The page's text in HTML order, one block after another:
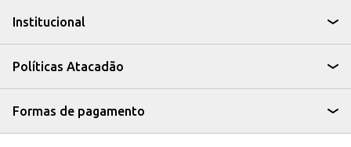
Institucional
Políticas Atacadão
Formas de pagamento